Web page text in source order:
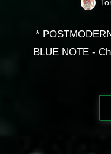
*
BLUE NOTE -